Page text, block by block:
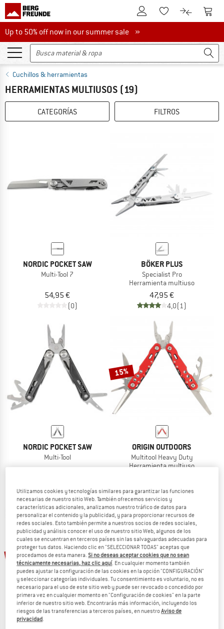
A la cuenta de cliente
A la lista de
A la A la
Up to 50% off now in our summer sale
Up to 50% off now in our summer sale »
Cuchillos & herramientas
HERRAMIENTAS MULTIUSOS (19)
CATEGORÍAS FILTROS
NORDIC POCKET SAW
Multi-Tool 7
54,95 €
(0)
BÖKER PLUS
Specialist Pro
Herramienta multiuso
47,95 €
4,0(1)
NORDIC POCKET SAW
Multi-Tool
5,0(1)
15%
ORIGIN OUTDOORS
Multitool Heavy Duty
Herramienta multiuso
(0)
15% 15%
Utilizamos cookies y tecnologías similares para garantizar las funciones
necesarias de nuestro sitio Web. También ofrecemos servicios y
características adicionales, analizamos nuestro tráfico de datos para
personalizar el contenido y la publicidad, y para proporcionar recursos de
redes sociales. Esto también permite a nuestros socios de redes sociales,
publicidad y análisis conocer el uso de nuestro sitio Web, algunos de los
cuales se encuentran en terceros países sin las salvaguardas adecuadas para
proteger tus datos. Haciendo clic en "SELECCIONAR TODAS" aceptas que
procedamos de esta manera.Si no deseas aceptar cookies que no sean
técnicamente necesarias, haz clic aquí. En cualquier momento también
puedes ajustar la configuración de las cookies en la opción "CONFIGURACIÓN"
y seleccionar categorías individuales. Tu consentimiento es voluntario, no es
necesario para el uso de este sitio web y puede ser revocado o concedido por
primera vez en cualquier momento en "Configuración de cookies" en la parte
inferior de nuestro sitio web. Encontrarás más información, incluyendo los
riesgos de las transferencias a terceros países, en nuestroAviso de
privacidad